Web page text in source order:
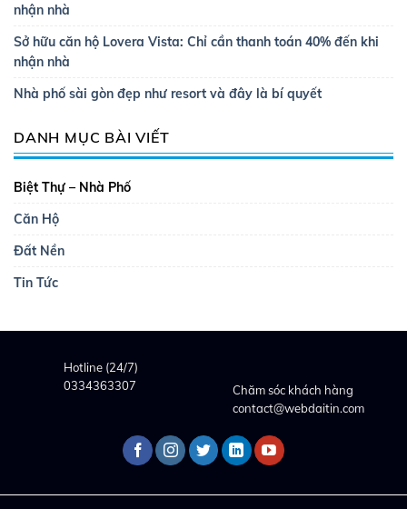
nhận nhà
Sở hữu căn hộ Lovera Vista: Chỉ cần thanh toán 40% đến khi
nhận nhà
Nhà phố sài gòn đẹp như resort và đây là bí quyết
DANH MỤC BÀI VIẾT
Biệt Thự – Nhà Phố
Căn Hộ
Đất Nền
Tin Tức
Hotline (24/7)
0334363307
Chăm sóc khách hàng
contact@webdaitin.com